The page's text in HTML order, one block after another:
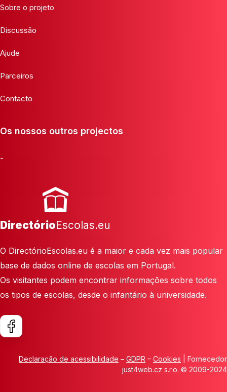
Sobre o projeto
Discussão
Ajude
Parceiros
Contacto
Os nossos outros projectos
-
DirectórioEscolas.eu
O DirectórioEscolas.eu é a maior e cada vez mais popular
base de dados online de escolas em Portugal.
Os visitantes podem encontrar informações sobre todos
os tipos de escolas, desde o infantário à universidade.
Declaração de acessibilidade – GDPR – Cookies | Fornecedor
just4web.cz s.r.o. © 2009-2024